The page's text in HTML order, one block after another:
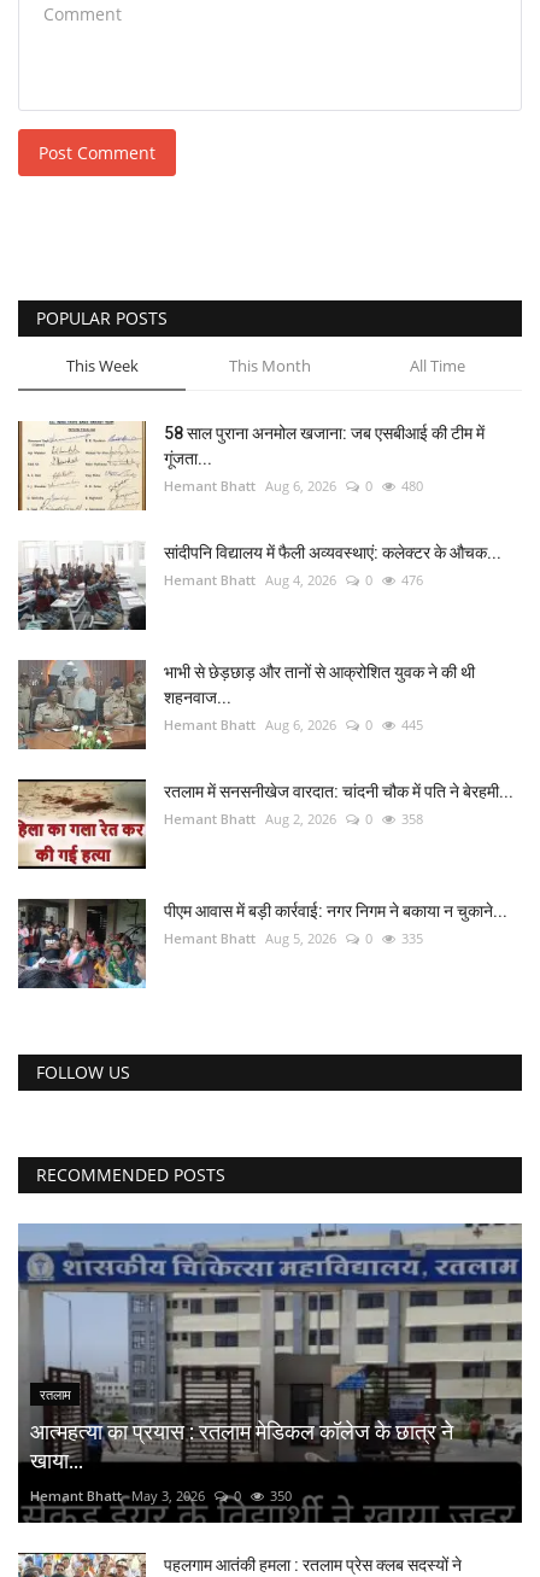
Post Comment
POPULAR POSTS
This Week This Month All Time
58 साल पुराना अनमोल खजाना: जब एसबीआई की टीम में
गूंजता...
Hemant Bhatt Aug 6, 2026 0 480
सांदीपनि विद्यालय में फैली अव्यवस्थाएं: कलेक्टर के औचक...
Hemant Bhatt Aug 4, 2026 0 476
भाभी से छेड़छाड़ और तानों से आक्रोशित युवक ने की थी
शहनवाज...
Hemant Bhatt Aug 6, 2026 0 445
रतलाम में सनसनीखेज वारदात: चांदनी चौक में पति ने बेरहमी...
Hemant Bhatt Aug 2, 2026 0 358
पीएम आवास में बड़ी कार्रवाई: नगर निगम ने बकाया न चुकाने...
Hemant Bhatt Aug 5, 2026 0 335
FOLLOW US
RECOMMENDED POSTS
रतलाम
आत्महत्या का प्रयास : रतलाम मेडिकल कॉलेज के छात्र ने
खाया...
Hemant Bhatt May 3, 2026 0 350
पहलगाम आतंकी हमला : रतलाम प्रेस क्लब सदस्यों ने